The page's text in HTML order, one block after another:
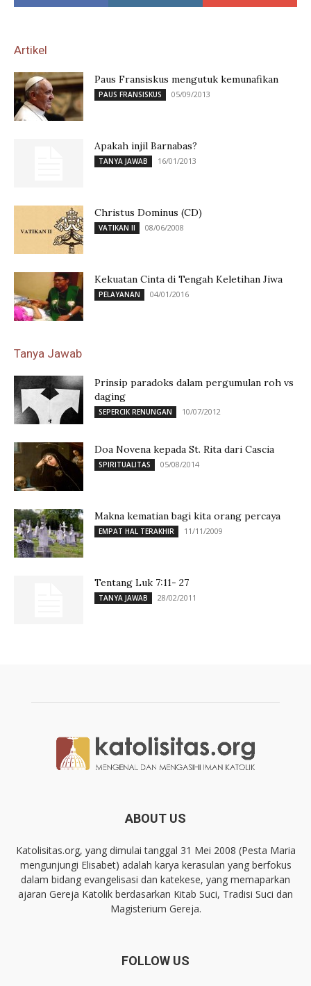
Artikel
Paus Fransiskus mengutuk kemunafikan
PAUS FRANSISKUS 05/09/2013
Apakah injil Barnabas?
TANYA JAWAB 16/01/2013
Christus Dominus (CD)
VATIKAN II 08/06/2008
Kekuatan Cinta di Tengah Keletihan Jiwa
PELAYANAN 04/01/2016
Tanya Jawab
Prinsip paradoks dalam pergumulan roh vs
daging
SEPERCIK RENUNGAN 10/07/2012
Doa Novena kepada St. Rita dari Cascia
SPIRITUALITAS 05/08/2014
Makna kematian bagi kita orang percaya
EMPAT HAL TERAKHIR 11/11/2009
Tentang Luk 7:11- 27
TANYA JAWAB 28/02/2011
ABOUT US
Katolisitas.org, yang dimulai tanggal 31 Mei 2008 (Pesta Maria
mengunjungi Elisabet) adalah karya kerasulan yang berfokus
dalam bidang evangelisasi dan katekese, yang memaparkan
ajaran Gereja Katolik berdasarkan Kitab Suci, Tradisi Suci dan
Magisterium Gereja.
FOLLOW US